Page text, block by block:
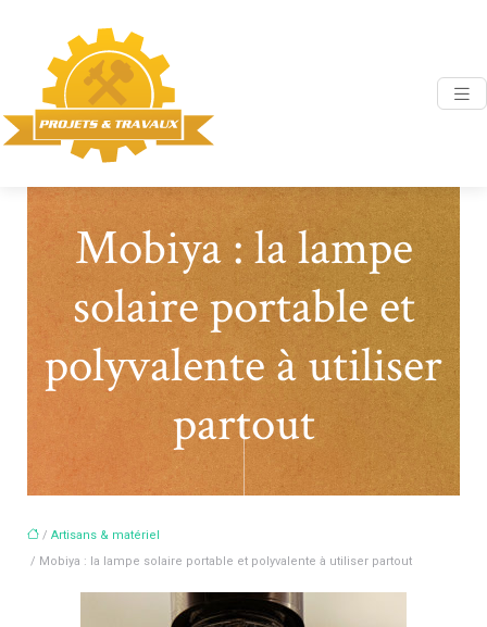
Mobiya : la lampe
solaire portable et
polyvalente à utiliser
partout
/ Artisans & matériel
/ Mobiya : la lampe solaire portable et polyvalente à utiliser partout